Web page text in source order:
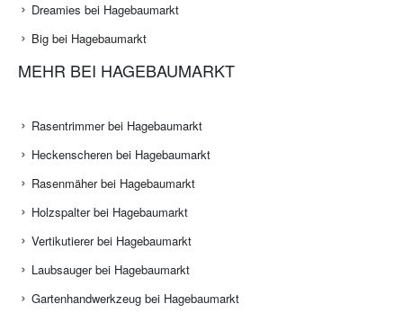
Dreamies bei Hagebaumarkt
Big bei Hagebaumarkt
MEHR BEI HAGEBAUMARKT
Rasentrimmer bei Hagebaumarkt
Heckenscheren bei Hagebaumarkt
Rasenmäher bei Hagebaumarkt
Holzspalter bei Hagebaumarkt
Vertikutierer bei Hagebaumarkt
Laubsauger bei Hagebaumarkt
Gartenhandwerkzeug bei Hagebaumarkt